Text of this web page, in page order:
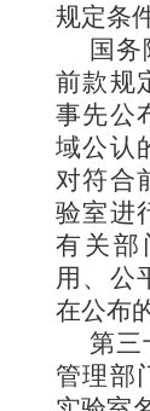
规定条
国
前款规
事先公
域公认
对符合
验室进
有关部
用、公
在公布
第
管理部